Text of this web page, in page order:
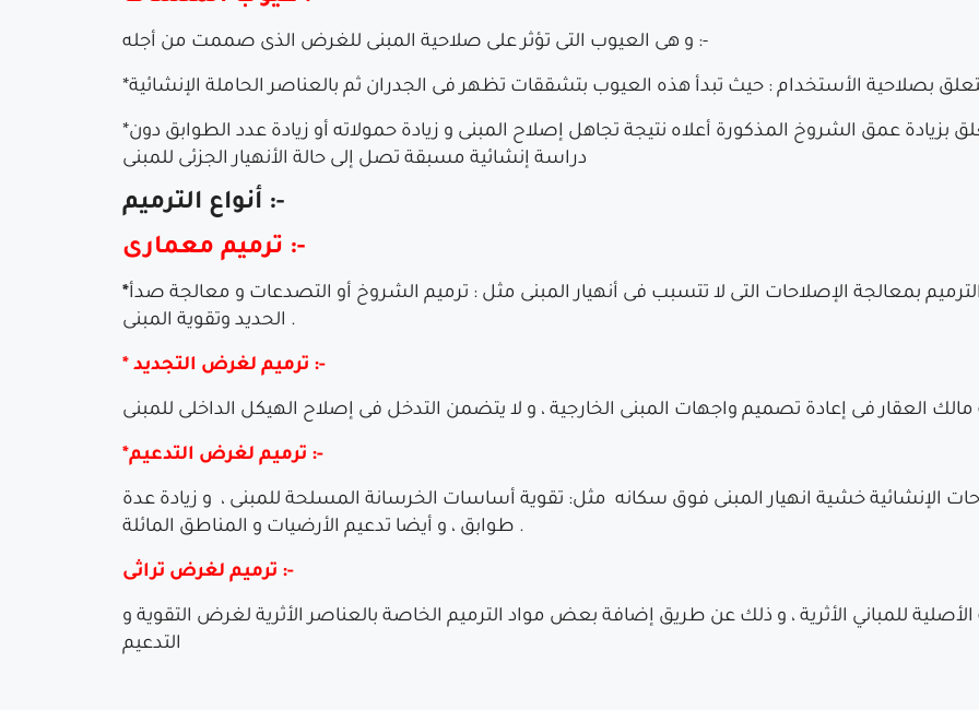
و هى العيوب التى تؤثر على صلاحية المبنى للغرض الذى صممت من أجله :-
*عيوب تتعلق بعامل الأمان : و هى عيوب تتعلق بزيادة عمق الشروخ المذكورة أعلاه نتيجة تجاهل إصلاح المبنى و زيادة حمولاته أو زيادة عدد الطوابق دون
دراسة إنشائية مسبقة تصل إلى حالة الأنهيار الجزئى للمبنى
أنواع الترميم :-
ترميم معمارى :-
بمعالجة الإصلاحات التى لا تتسبب فى أنهيار المبنى مثل : ترميم الشروخ أو التصدعات و معالجة صدأ
الحديد وتقوية المبنى .
* ترميم لغرض التجديد :-
*ترميم لغرض التدعيم :-
الإنشائية خشية انهيار المبنى فوق سكانه مثل: تقوية أساسات الخرسانة المسلحة للمبنى ، و زيادة عدة
طوابق ، و أيضا تدعيم الأرضيات و المناطق المائلة .
ترميم لغرض تراثى :-
للمباني الأثرية ، و ذلك عن طريق إضافة بعض مواد الترميم الخاصة بالعناصر الأثرية لغرض التقوية و
التدعيم